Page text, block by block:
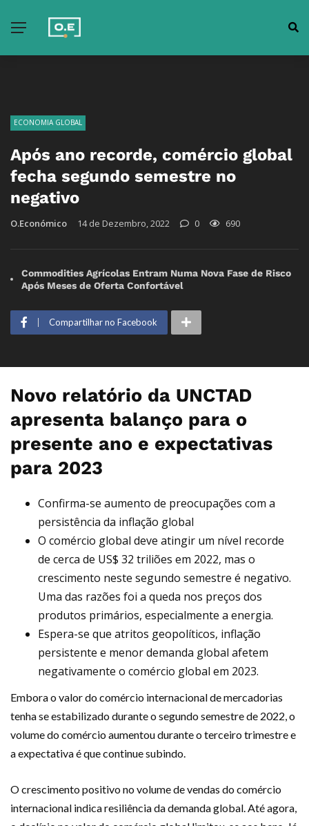
ECONOMIA GLOBAL
Após ano recorde, comércio global
fecha segundo semestre no
negativo
O.Económico 14 de Dezembro, 2022 0 690
Commodities Agrícolas Entram Numa Nova Fase de Risco
Após Meses de Oferta Confortável
Compartilhar no Facebook
Novo relatório da UNCTAD
apresenta balanço para o
presente ano e expectativas
para 2023
Confirma-se aumento de preocupações com a
persistência da inflação global
O comércio global deve atingir um nível recorde
de cerca de US$ 32 triliões em 2022, mas o
crescimento neste segundo semestre é negativo.
Uma das razões foi a queda nos preços dos
produtos primários, especialmente a energia.
Espera-se que atritos geopolíticos, inflação
persistente e menor demanda global afetem
negativamente o comércio global em 2023.
Embora o valor do comércio internacional de mercadorias
tenha se estabilizado durante o segundo semestre de 2022, o
volume do comércio aumentou durante o terceiro trimestre e
a expectativa é que continue subindo.
O crescimento positivo no volume de vendas do comércio
internacional indica resiliência da demanda global. Até agora,